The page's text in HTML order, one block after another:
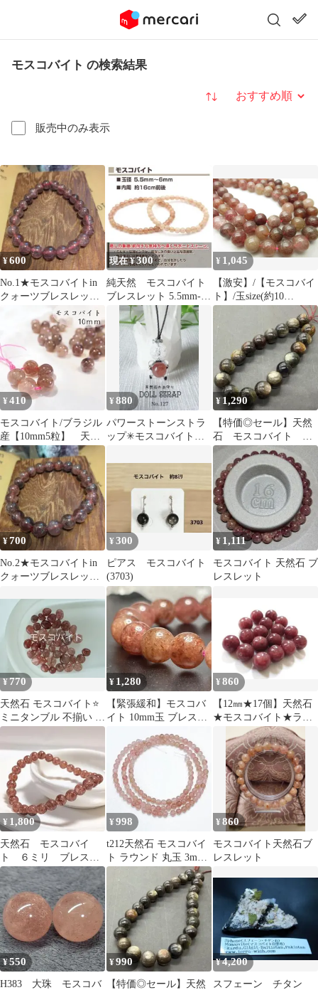
モスコバイト の検索結果
販売中のみ表示
並び替え
¥600
No.1★モスコバイトin
クォーツブレスレット
現在 ¥300
純天然 モスコバイト
ブレスレット 5.5mm-
6mm
¥ 1,045
【激安】/【モスコバイ
ト】/玉size(約10
㎜)/1set(20玉)/《ストレ
ス軽減》/《エネルギー
の遮断》/《精神安定》/
《疲労回復》/《体調の
お守り》/1676t4
¥410
モスコバイト/ブラジル
産【10mm5粒】 天然
石 白雲母
¥880
パワーストーンストラ
ップ✳︎モスコバイト✳︎
¥1,290
【特価◎セール】天然
石 モスコバイト
10mm 18玉 NO.2354
¥700
No.2★モスコバイトin
クォーツブレスレット
¥300
ピアス モスコバイト
(3703)
¥ 1,111
モスコバイト 天然石 ブ
レスレット
¥770
天然石 モスコバイト⭐️
ミニタンブル 不揃い 通
し穴あり ビーズ
¥ 1,280
【緊張緩和】モスコバ
イト 10mm玉 ブレスレ
ディース
¥860
【12㎜★17個】天然石
★モスコバイト★ラウ
ンド 丸玉☆ハンドメイ
¥ 1,800
天然石 モスコバイ
ト ６ミリ ブレスレ
ット
¥998
t212天然石 モスコバイ
ト ラウンド 丸玉 3mm
1連 パーツ 材料
¥860
モスコバイト天然石ブ
レスレット
¥550
H383 大珠 モスコバ
¥990
【特価◎セール】天然
¥4,200
スフェーン チタン